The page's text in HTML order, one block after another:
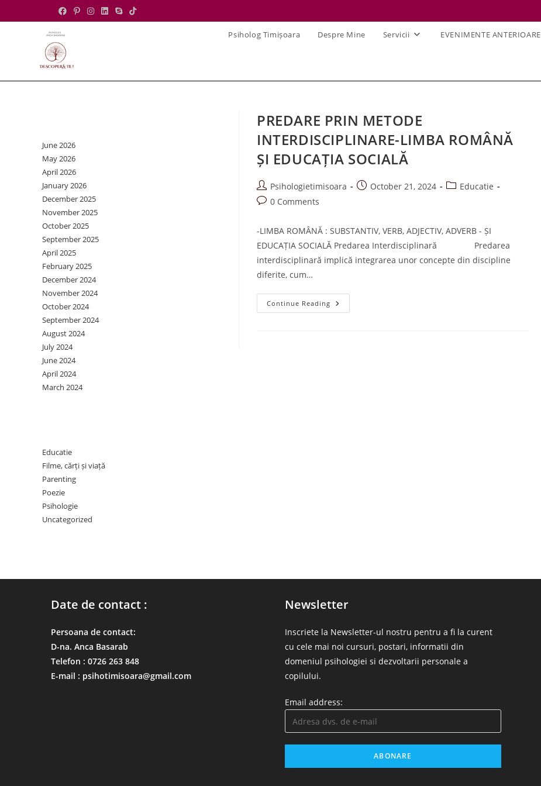
to
Psiholog Timișoara Despre Mine Servicii EVENIMENTE ANTERIOARE
PREDARE PRIN METODE
INTERDISCIPLINARE-LIMBA ROMÂNĂ
ȘI EDUCAȚIA SOCIALĂ
Post
author:
Psihologietimisoara
PostOctober 21, 2024
PostEducatie
Post0 Comments
-LIMBA ROMÂNĂ : SUBSTANTIV, VERB, ADJECTIV, ADVERB - ȘI
EDUCAȚIA SOCIALĂ Predarea Interdisciplinară Predarea
interdisciplinară implică integrarea unor concepte din discipline
diferite, cum…
Continue Reading PREDARE
PRIN
June 2026
May 2026
April 2026
January 2026
December 2025
November 2025
October 2025
September 2025
April 2025
February 2025
December 2024
November 2024
October 2024
September 2024
August 2024
July 2024
June 2024
April 2024
March 2024
Educatie
Filme, cărți și viață
Parenting
Poezie
Psihologie
Uncategorized
Date de contact :
Persoana de contact:
D-na. Anca Basarab
Telefon : 0726 263 848
E-mail : psihotimisoara@gmail.com
Newsletter
Inscriete la Newsletter-ul nostru pentru a fi la curent
cu cele mai noi cursuri, postari, informatii din
domeniul psihologiei si dezvoltarii personale a
copilului.
Email address: